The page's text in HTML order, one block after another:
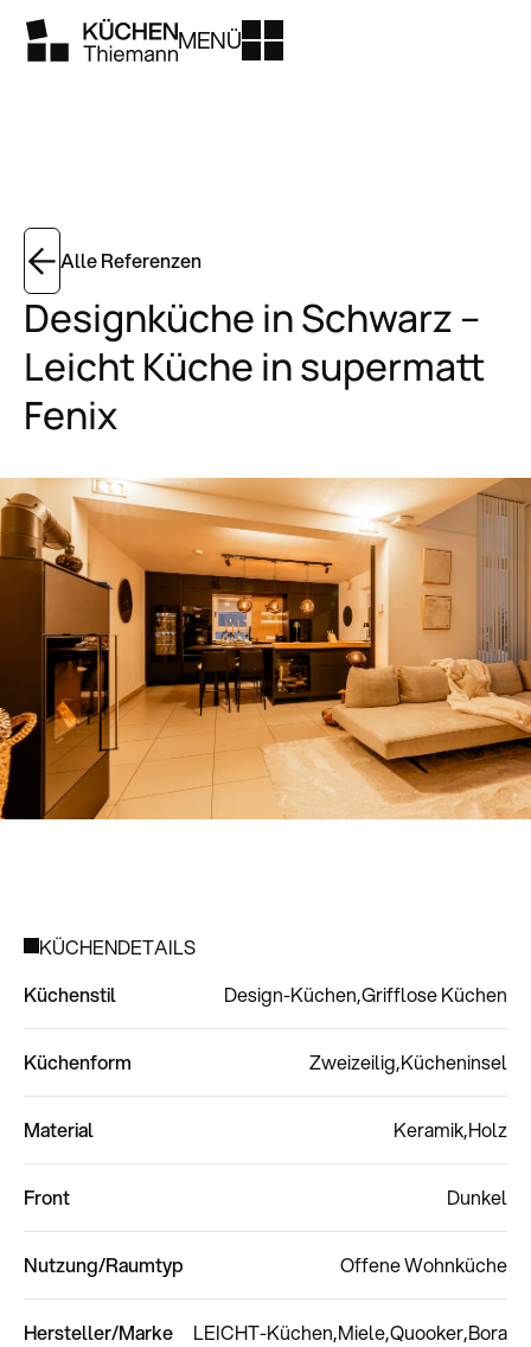
MENÜ
Alle Referenzen
Designküche in Schwarz –
Leicht Küche in supermatt
Fenix
KÜCHENDETAILS
Küchenstil
Design-Küchen Grifflose Küchen
Küchenform Zweizeilig Kücheninsel
Material Keramik Holz
Front Dunkel
Nutzung/Raumtyp Offene Wohnküche
Hersteller/Marke LEICHT-Küchen MieleQuooker Bora